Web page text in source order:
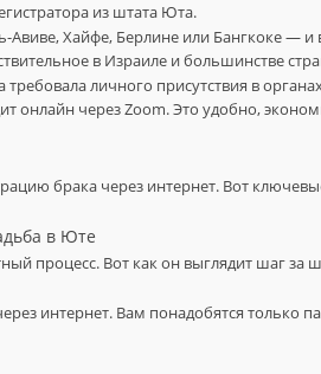
из штата Юта.
Хайфе, Берлине или Бангкоке — и
в Израиле и большинстве
личного присутствия в
онлайн через Zoom. Это удобно,
брака через интернет. Вот
в Юте
процесс. Вот как он выглядит шаг за
интернет. Вам понадобятся только